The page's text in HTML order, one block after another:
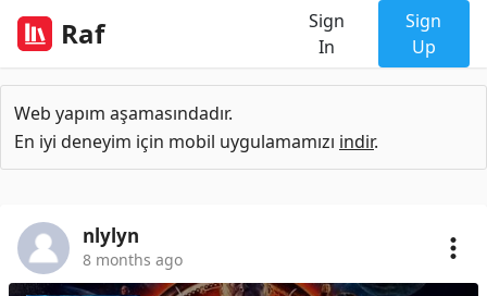
Raf
Sign
In
Sign
Up
Web yapım aşamasındadır.
En iyi deneyim için mobil uygulamamızı indir.
nlylyn
8 months ago